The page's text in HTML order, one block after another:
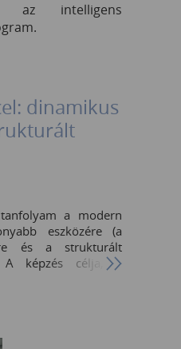
az intelligens
dinamikus
a modern
eszközére (a
és a strukturált
A képzés célja, a
(FKERES) kiváltása
méreteződő
adatbázissá